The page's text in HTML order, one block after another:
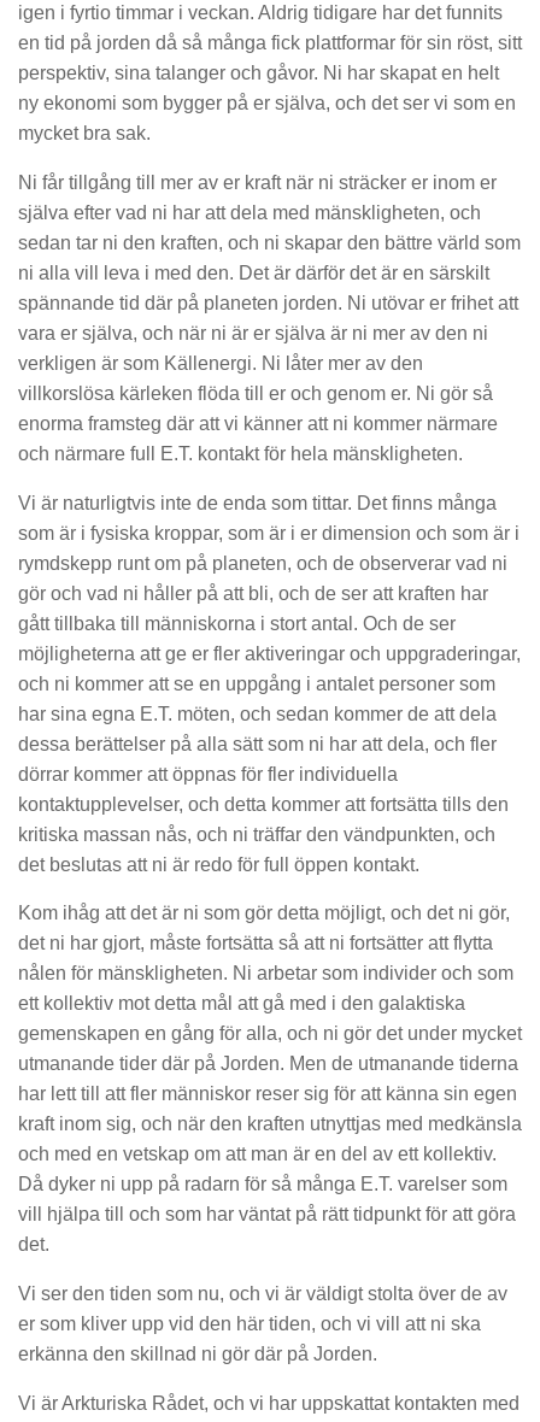
igen i fyrtio timmar i veckan. Aldrig tidigare har det funnits
en tid på jorden då så många fick plattformar för sin röst, sitt
perspektiv, sina talanger och gåvor. Ni har skapat en helt
ny ekonomi som bygger på er själva, och det ser vi som en
mycket bra sak.
Ni får tillgång till mer av er kraft när ni sträcker er inom er
själva efter vad ni har att dela med mänskligheten, och
sedan tar ni den kraften, och ni skapar den bättre värld som
ni alla vill leva i med den. Det är därför det är en särskilt
spännande tid där på planeten jorden. Ni utövar er frihet att
vara er själva, och när ni är er själva är ni mer av den ni
verkligen är som Källenergi. Ni låter mer av den
villkorslösa kärleken flöda till er och genom er. Ni gör så
enorma framsteg där att vi känner att ni kommer närmare
och närmare full E.T. kontakt för hela mänskligheten.
Vi är naturligtvis inte de enda som tittar. Det finns många
som är i fysiska kroppar, som är i er dimension och som är i
rymdskepp runt om på planeten, och de observerar vad ni
gör och vad ni håller på att bli, och de ser att kraften har
gått tillbaka till människorna i stort antal. Och de ser
möjligheterna att ge er fler aktiveringar och uppgraderingar,
och ni kommer att se en uppgång i antalet personer som
har sina egna E.T. möten, och sedan kommer de att dela
dessa berättelser på alla sätt som ni har att dela, och fler
dörrar kommer att öppnas för fler individuella
kontaktupplevelser, och detta kommer att fortsätta tills den
kritiska massan nås, och ni träffar den vändpunkten, och
det beslutas att ni är redo för full öppen kontakt.
Kom ihåg att det är ni som gör detta möjligt, och det ni gör,
det ni har gjort, måste fortsätta så att ni fortsätter att flytta
nålen för mänskligheten. Ni arbetar som individer och som
ett kollektiv mot detta mål att gå med i den galaktiska
gemenskapen en gång för alla, och ni gör det under mycket
utmanande tider där på Jorden. Men de utmanande tiderna
har lett till att fler människor reser sig för att känna sin egen
kraft inom sig, och när den kraften utnyttjas med medkänsla
och med en vetskap om att man är en del av ett kollektiv.
Då dyker ni upp på radarn för så många E.T. varelser som
vill hjälpa till och som har väntat på rätt tidpunkt för att göra
det.
Vi ser den tiden som nu, och vi är väldigt stolta över de av
er som kliver upp vid den här tiden, och vi vill att ni ska
erkänna den skillnad ni gör där på Jorden.
Vi är Arkturiska Rådet, och vi har uppskattat kontakten med